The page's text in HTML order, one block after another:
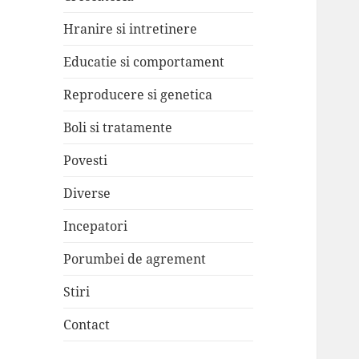
Hranire si intretinere
Educatie si comportament
Reproducere si genetica
Boli si tratamente
Povesti
Diverse
Incepatori
Porumbei de agrement
Stiri
Contact